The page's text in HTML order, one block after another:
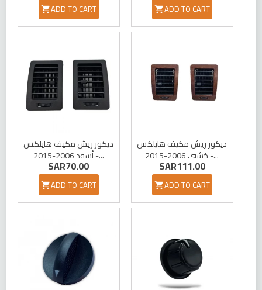
ADD TO CART ADD TO CART
ديكور ريش مكيف هايلكس
أسود 2006-2015 -...
SAR70.00
ADD TO CART
ديكور ريش مكيف هايلكس
خشبي 2006-2015 -...
SAR111.00
ADD TO CART